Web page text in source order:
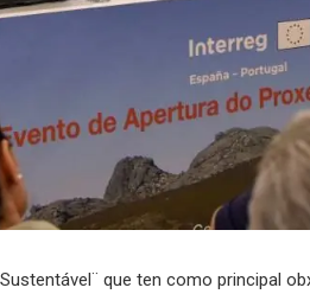
que ten como principal